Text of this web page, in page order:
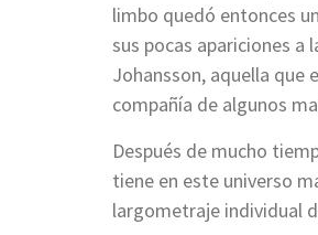
limbo quedó entonces
sus pocas apariciones a
Johansson, aquella que
compañía de algunos
Después de mucho
tiene en este universo
largometraje individual